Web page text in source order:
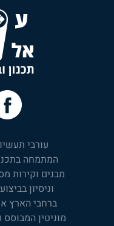
עורבי
המתמחה
וניסיון
ברחבי הארץ
מוניטין